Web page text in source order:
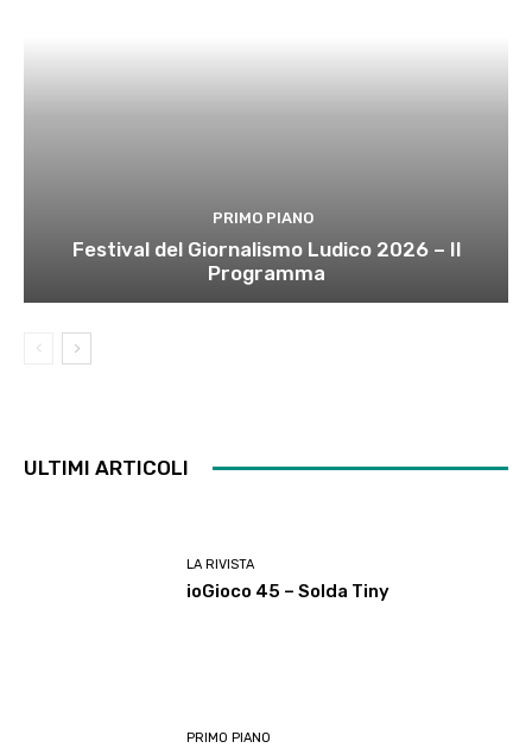
PRIMO PIANO
Festival del Giornalismo Ludico 2026 – Il
Programma
ULTIMI ARTICOLI
LA RIVISTA
ioGioco 45 – Solda Tiny
PRIMO PIANO